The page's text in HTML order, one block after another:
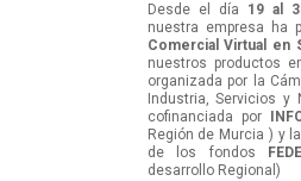
Desde el día 19 al
nuestra empresa ha
Comercial Virtual en
nuestros productos
organizada por la
Industria, Servicios y
cofinanciada por
Región de Murcia ) y la
de los fondos
desarrollo Regional)